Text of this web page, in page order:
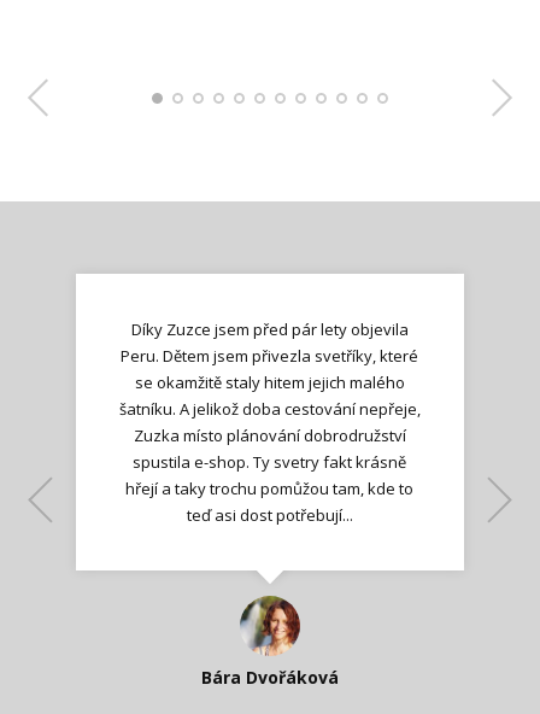
Díky Zuzce jsem před pár lety objevila
Peru. Dětem jsem přivezla svetříky, které
se okamžitě staly hitem jejich malého
šatníku. A jelikož doba cestování nepřeje,
Zuzka místo plánování dobrodružství
spustila e-shop. Ty svetry fakt krásně
hřejí a taky trochu pomůžou tam, kde to
teď asi dost potřebují...
Bára Dvořáková
Jana T.
Kateřina Veleta Štěpánová
Ilona M.
Lenka K.
Nadšená zpráva
Katka Perháčová
Smolková
Lenka K.